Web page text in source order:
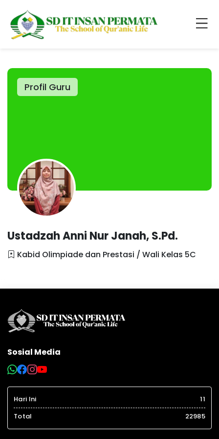
Profil Guru
Ustadzah Anni Nur Janah, S.Pd.
Kabid Olimpiade dan Prestasi / Wali Kelas 5C
Sosial Media
Hari Ini
11
Total
22985